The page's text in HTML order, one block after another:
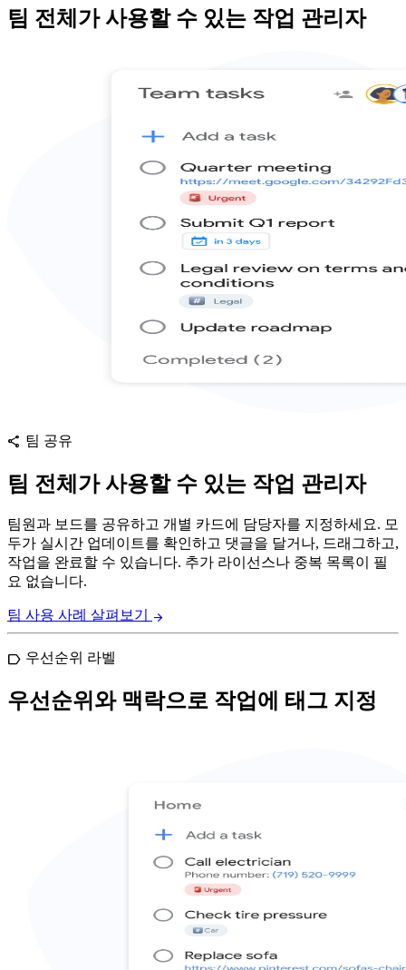
팀 전체가 사용할 수 있는 작업 관리자
share 팀 공유
팀 전체가 사용할 수 있는 작업 관리자
팀원과 보드를 공유하고 개별 카드에 담당자를 지정하세요. 모
두가 실시간 업데이트를 확인하고 댓글을 달거나, 드래그하고,
작업을 완료할 수 있습니다. 추가 라이선스나 중복 목록이 필
요 없습니다.
팀 사용 사례 살펴보기 arrow_forward
label 우선순위 라벨
우선순위와 맥락으로 작업에 태그 지정